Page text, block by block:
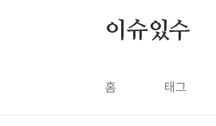
이슈있수
홈 태그